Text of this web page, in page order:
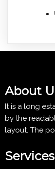
About
It is a long
by the
layout. The
Services